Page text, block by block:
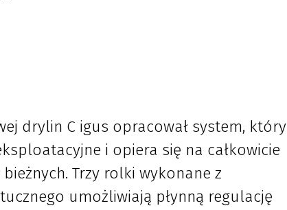
drylin C igus opracował system, który
i opiera się na całkowicie
Trzy rolki wykonane z
umożliwiają płynną regulację